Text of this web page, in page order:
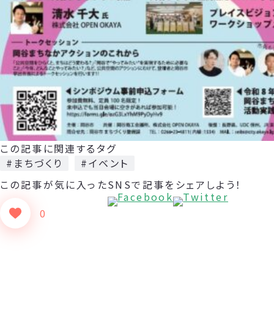
この記事に関連するタグ
#まちづくり
#イベント
この記事が気に入った
0
SNSで記事をシェアしよう！